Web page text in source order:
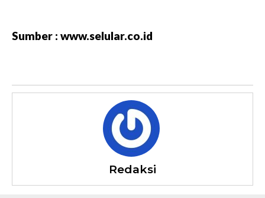
Sumber : www.selular.co.id
Redaksi